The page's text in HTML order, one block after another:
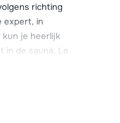
richting
expert, in
kun je heerlijk
in de sauna, Le
daarna!